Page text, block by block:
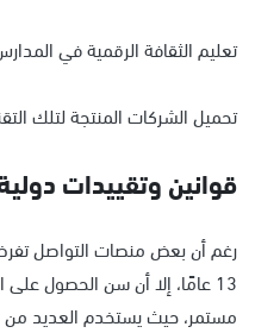
تعليم الثقافة الرقمية في
تحميل الشركات المنتجة لتلك
قوانين وتقييدات
رغم أن بعض منصات التواصل
13 عامًا، إلا أن سن الحصول
مستمر، حيث يستخدم العديد من